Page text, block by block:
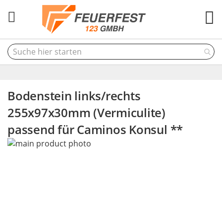
Bodenstein links/rechts
255x97x30mm (Vermiculite)
passend für Caminos Konsul **
Skip